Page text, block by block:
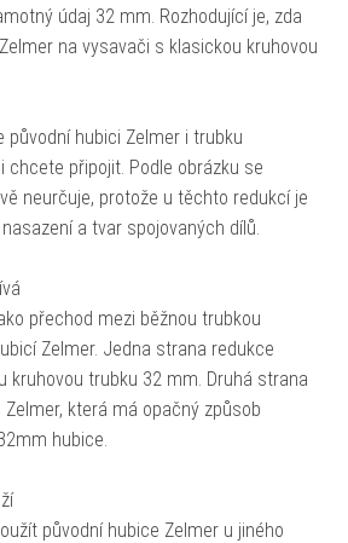
údaj 32 mm. Rozhodující je, zda
na vysavači s klasickou kruhovou
původní hubici Zelmer i trubku
chcete připojit. Podle obrázku se
neurčuje, protože u těchto redukcí je
a tvar spojovaných dílů.
přechod mezi běžnou trubkou
Zelmer. Jedna strana redukce
kruhovou trubku 32 mm. Druhá strana
která má opačný způsob
hubice.
původní hubice Zelmer u jiného